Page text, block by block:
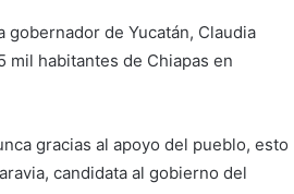
gobernador de Yucatán, Claudia
mil habitantes de Chiapas en
gracias al apoyo del pueblo, esto
candidata al gobierno del